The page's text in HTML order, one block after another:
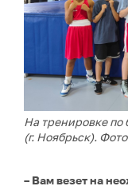
На тренировке по
(г. Ноябрьск).
– Вам везет на